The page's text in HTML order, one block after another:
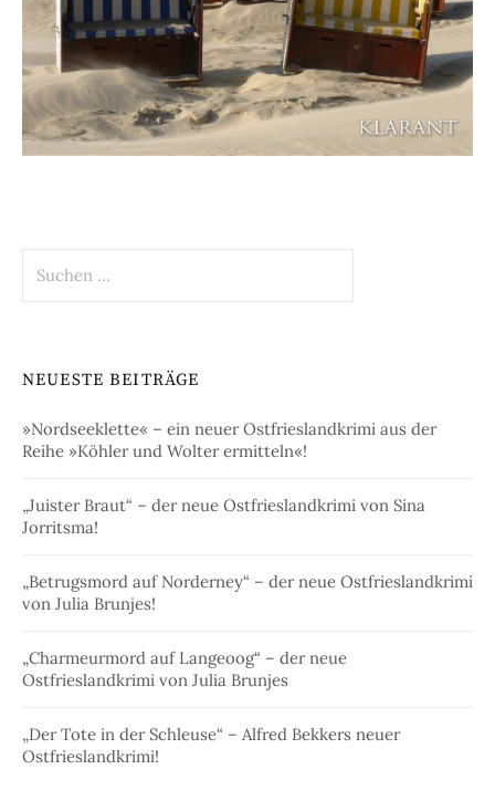
nach:
NEUESTE BEITRÄGE
»Nordseeklette« – ein neuer Ostfrieslandkrimi aus der
Reihe »Köhler und Wolter ermitteln«!
„Juister Braut“ – der neue Ostfrieslandkrimi von Sina
Jorritsma!
„Betrugsmord auf Norderney“ – der neue Ostfrieslandkrimi
von Julia Brunjes!
„Charmeurmord auf Langeoog“ – der neue
Ostfrieslandkrimi von Julia Brunjes
„Der Tote in der Schleuse“ – Alfred Bekkers neuer
Ostfrieslandkrimi!